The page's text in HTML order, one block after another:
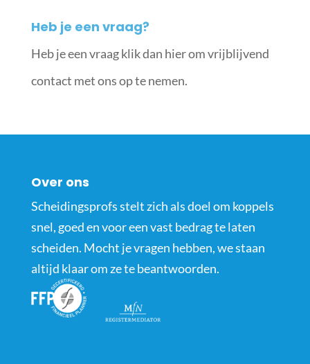
Heb je een vraag?
Heb je een vraag klik dan hier om vrijblijvend
contact met ons op te nemen.
Over ons
Scheidingsprofs stelt zich als doel om koppels
snel, goed en voor een vast bedrag te laten
scheiden. Mocht je vragen hebben, we staan
altijd klaar om ze te beantwoorden.